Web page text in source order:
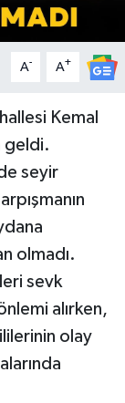
A- A+
Kemal
geldi.
seyir
olmadı.
sevk
alırken,
olay